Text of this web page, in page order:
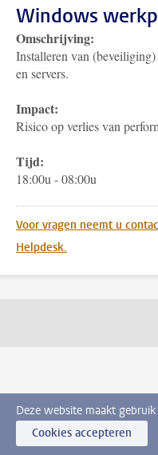
Windows
Omschrijving:
Installeren van
en servers.
Impact:
Risico op verlies van
Tijd:
18:00u - 08:00u
Voor vragen neemt u
Helpdesk.
Deze website maakt
Cookies accepteren